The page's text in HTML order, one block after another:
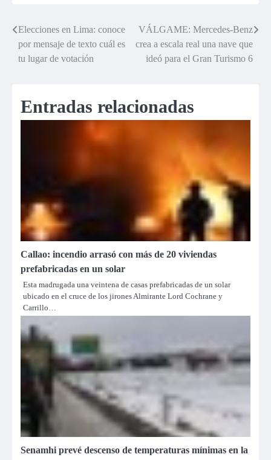
Navegación
de
Elecciones en Lima: conoce
por mensaje de texto cuál es
tu lugar de votación
VÁLGAME: Mercedes-Benz
crea a escala real una nave que
ideó para el Gran Turismo 6
Entradas relacionadas
Callao: incendio arrasó con más de 20 viviendas
prefabricadas en un solar
Esta madrugada una veintena de casas prefabricadas de un solar
ubicado en el cruce de los jirones Almirante Lord Cochrane y
Carrillo…
Senamhi prevé descenso de temperaturas mínimas en la